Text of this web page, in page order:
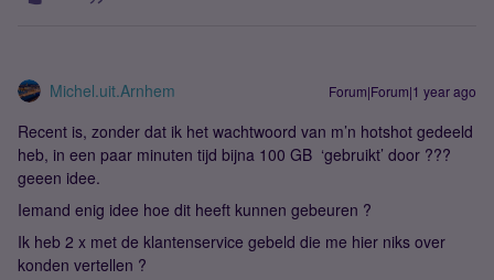
Michel.uit.Arnhem Forum|Forum|1 year ago
Recent is, zonder dat ik het wachtwoord van m’n hotshot gedeeld
heb, in een paar minuten tijd bijna 100 GB ‘gebruikt’ door ???
geeen idee.
Iemand enig idee hoe dit heeft kunnen gebeuren ?
Ik heb 2 x met de klantenservice gebeld die me hier niks over
konden vertellen ?